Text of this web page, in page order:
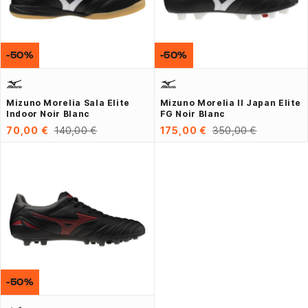
Mizuno Morelia Sala Elite
Indoor Noir Blanc
70,00 € 140,00 €
-50%
Mizuno Morelia II Japan Elite
FG Noir Blanc
175,00 € 350,00 €
-50%
-50%